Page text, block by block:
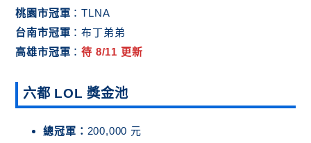
桃園市冠軍 ：TLNA
台南市冠軍 ：布丁弟弟
高雄市冠軍 ：待 8/11 更新
六都 LOL 獎金池
總冠軍： 200,000 元